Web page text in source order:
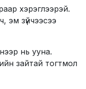
хэрэглээрэй.
эм зүйчээсээ
нь ууна.
зайтай тогтмол